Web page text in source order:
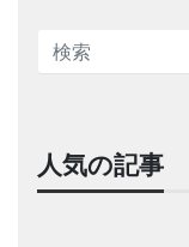
人気の記事